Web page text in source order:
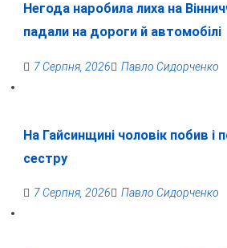
Негода наробила лиха на
падали на дороги й автомобілі
7 Серпня, 2026 Павло Сидорченко
На Гайсинщині чоловік побив і
сестру
7 Серпня, 2026 Павло Сидорченко